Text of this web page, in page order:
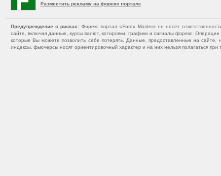
Разместить рекламу на форекс портале
Предупреждение о рисках : Форекс портал «Forex Master» не несет
сайте, включая данные, курсы валют, котировки, графики и сигналы форекс.
которые Вы можете позволить себе потерять. Данные, предоставленные на
индексы, фьючерсы носят ориентировочный характер и на них нельзя полагаться при